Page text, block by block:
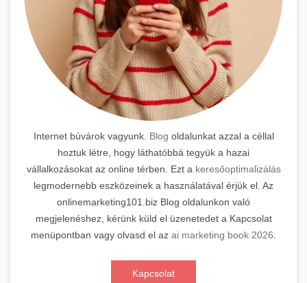
Internet búvárok vagyunk. Blog oldalunkat azzal a céllal
hoztuk létre, hogy láthatóbbá tegyük a hazai
vállalkozásokat az online térben. Ezt a keresőoptimalizálás
legmodernebb eszközeinek a használatával érjük el. Az
onlinemarketing101.biz Blog oldalunkon való
megjelenéshez, kérünk küld el üzenetedet a Kapcsolat
menüpontban vagy olvasd el az ai marketing book 2026
Kapcsolat